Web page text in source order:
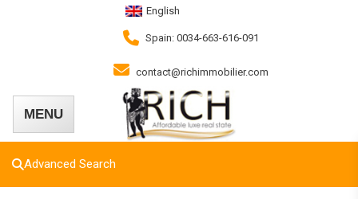
English
Spain: 0034-663-616-091
contact@richimmobilier.com
Advanced Search